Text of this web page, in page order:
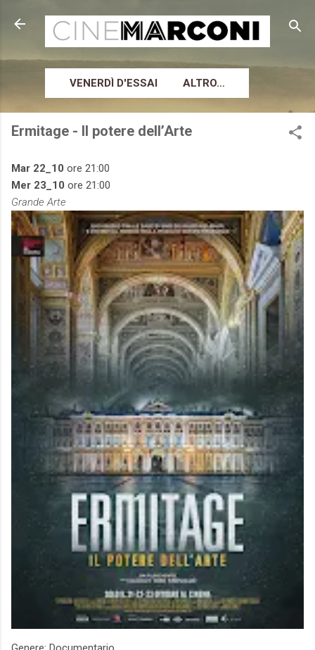
Passa ai contenuti principali
VENERDÌ D'ESSAI ALTRO…
Ermitage - Il potere dell’Arte
Mar 22_10 ore 21:00
Mer 23_10 ore 21:00
Grande Arte